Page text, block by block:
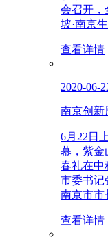
会召开，
坡·南京
查看详情
2020-06-
南京创新
6月22日
幕，紫金
春礼在中
市委书记
南京市市
查看详情